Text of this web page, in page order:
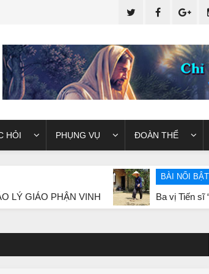
HỎI PHỤNG VỤ ĐOÀN THỂ
VINH
BÀI NỔI BẬT
Ba vị Tiến sĩ “lặng thinh”